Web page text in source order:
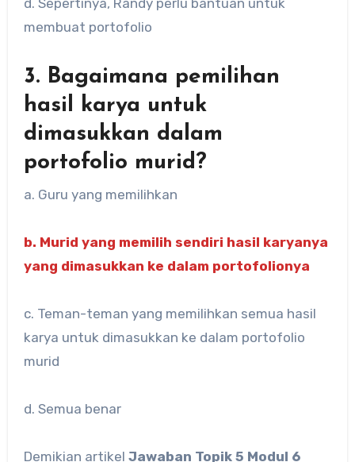
d. Sepertinya, Randy perlu bantuan untuk
membuat portofolio
3. Bagaimana pemilihan
hasil karya untuk
dimasukkan dalam
portofolio murid?
a. Guru yang memilihkan
b. Murid yang memilih sendiri hasil karyanya
yang dimasukkan ke dalam portofolionya
c. Teman-teman yang memilihkan semua hasil
karya untuk dimasukkan ke dalam portofolio
murid
d. Semua benar
Demikian artikel Jawaban Topik 5 Modul 6